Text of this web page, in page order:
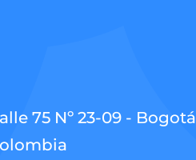
75 Nº 23-09 - Bogotá